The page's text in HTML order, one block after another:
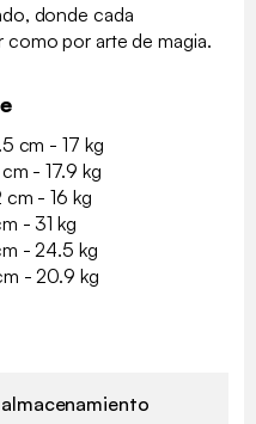
donde cada
como por arte de magia.
cm - 17 kg
- 17.9 kg
- 16 kg
- 31 kg
- 24.5 kg
- 20.9 kg